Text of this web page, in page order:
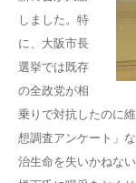
しました。特
に、大阪市長
選挙では既存
の全政党が相
乗りで対抗したのに
想調査アンケート」
治生命を失いかねな